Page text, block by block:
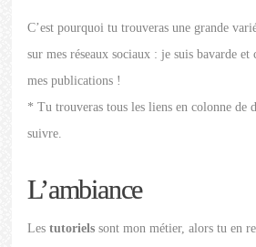
C’est pourquoi tu trouveras une grande
sur mes réseaux sociaux : je suis bavarde et
mes publications !
* Tu trouveras tous les liens en colonne de
suivre.
L’ambiance
Lestutoriels sont mon métier, alors tu en